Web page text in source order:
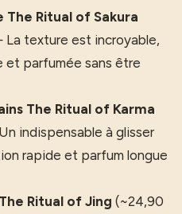
The Ritual of Sakura
texture est incroyable,
et parfumée sans être
The Ritual of Karma
indispensable à glisser
rapide et parfum longue
Ritual of Jing (~24,90